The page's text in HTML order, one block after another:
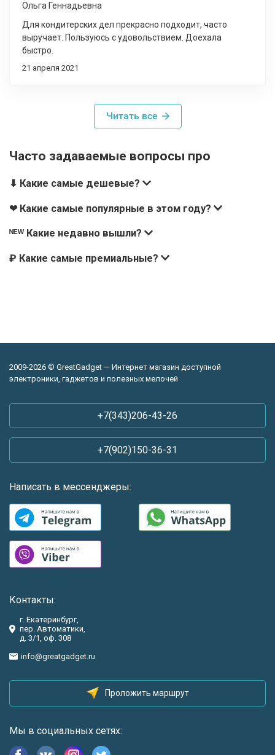
Ольга Геннадьевна
Для кондитерских дел прекрасно подходит, часто
выручает. Пользуюсь с удовольствием. Доехала
быстро.
21 апреля 2021
Читать все
Часто задаваемые вопросы про
⬇ Какие самые дешевые?
❤ Какие самые популярные в этом году?
ᴺᴱᵂ Какие недавно вышли?
₽ Какие самые премиальные?
2009-2026 © GreatGadget — Интернет магазин доступной
электроники, гаджетов и полезных мелочей
+7(343)206-43-26
+7(902)150-36-31
Написать в мессенджеры:
Контакты:
г. Екатеринбург,
пер. Автоматики,
д. 3/1, оф. 308
info@greatgadget.ru
Проложить маршрут
Мы в социальных сетях: